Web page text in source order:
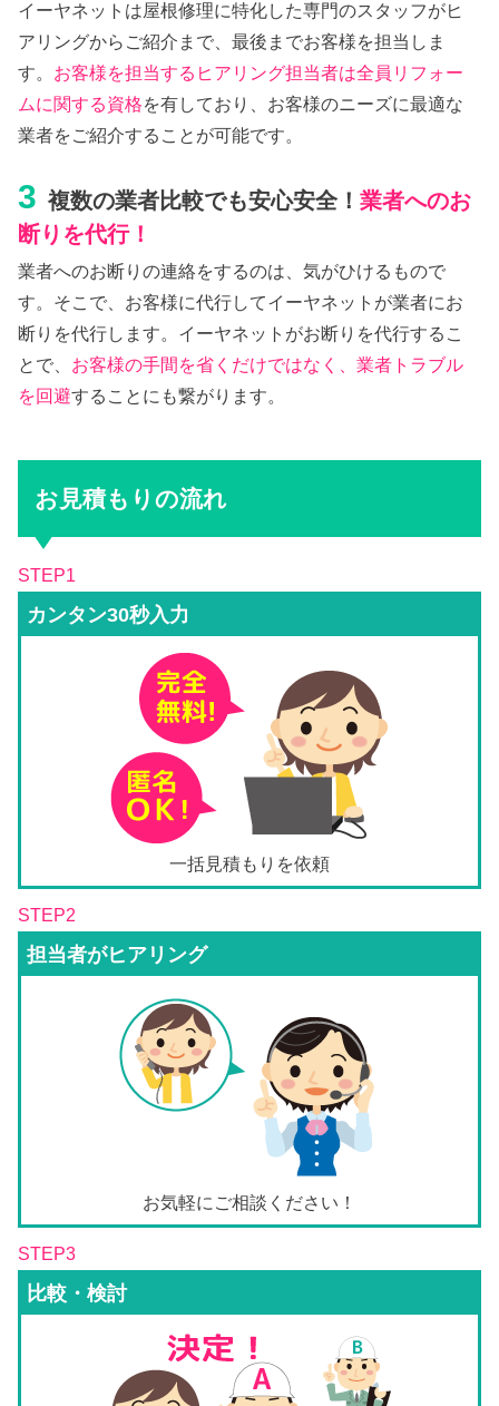
イーヤネットは屋根修理に特化した専門のスタッフがヒ
アリングからご紹介まで、最後までお客様を担当しま
す。 お客様を担当するヒアリング担当者は全員リフォー
ムに関する資格を有しており、お客様のニーズに最適な
業者をご紹介することが可能です。
3 複数の業者比較でも安心安全！業者へのお
断りを代行！
業者へのお断りの連絡をするのは、気がひけるもので
す。そこで、お客様に代行してイーヤネットが業者にお
断りを代行します。イーヤネットがお断りを代行するこ
とで、 お客様の手間を省くだけではなく、業者トラブル
を回避することにも繋がります。
お見積もりの流れ
STEP1
カンタン30秒入力
一括見積もりを依頼
STEP2
担当者がヒアリング
お気軽にご相談ください！
STEP3
比較・検討